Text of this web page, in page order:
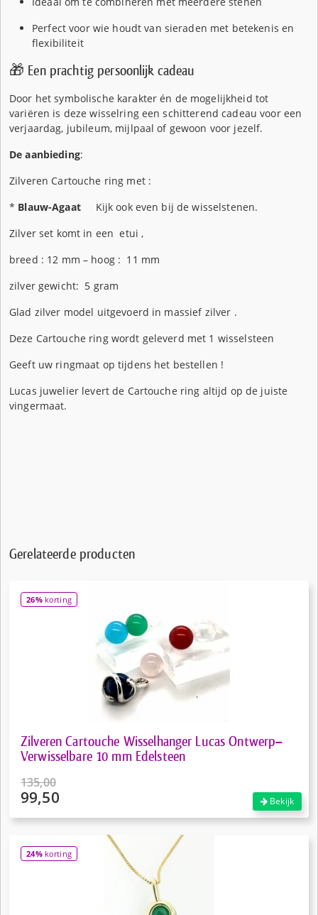
Perfect voor wie houdt van sieraden met betekenis en
flexibiliteit
🎁 Een prachtig persoonlijk cadeau
Door het symbolische karakter én de mogelijkheid tot
variëren is deze wisselring een schitterend cadeau voor een
verjaardag, jubileum, mijlpaal of gewoon voor jezelf.
De aanbieding:
Zilveren Cartouche ring met :
* Blauw-Agaat Kijk ook even bij de wisselstenen.
Zilver set komt in een etui ,
breed : 12 mm – hoog : 11 mm
zilver gewicht: 5 gram
Glad zilver model uitgevoerd in massief zilver .
Deze Cartouche ring wordt geleverd met 1 wisselsteen
Geeft uw ringmaat op tijdens het bestellen !
Lucas juwelier levert de Cartouche ring altijd op de juiste
vingermaat.
Gerelateerde producten
26%korting
Zilveren Cartouche Wisselhanger Lucas Ontwerp–
Verwisselbare 10 mm Edelsteen
135,00
Oorspronkelijke
99,50
is:
€99,50.
Bekijk
24%korting